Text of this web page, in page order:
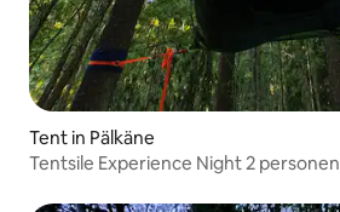
Tent in Pälkäne
Tentsile Experience Night 2 personen